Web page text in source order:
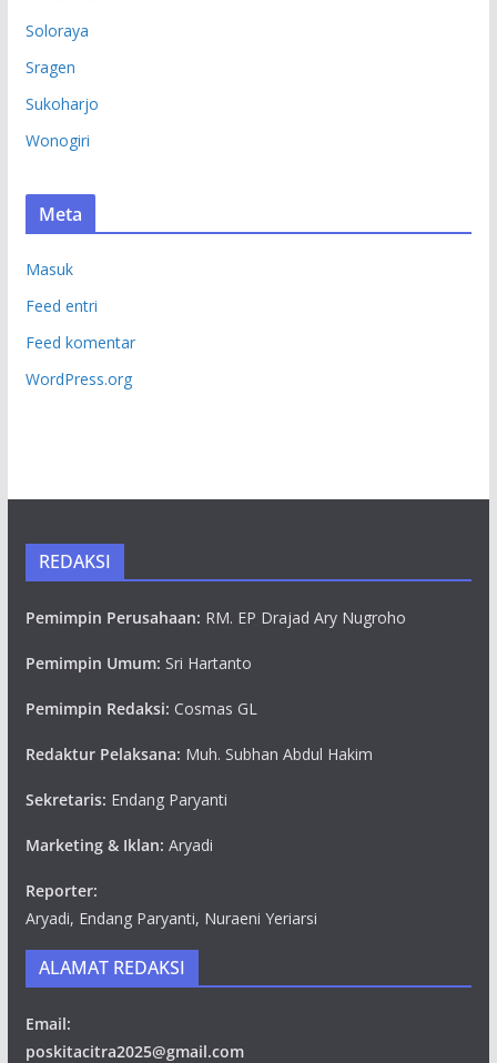
Soloraya
Sragen
Sukoharjo
Wonogiri
Meta
Masuk
Feed entri
Feed komentar
WordPress.org
REDAKSI
Pemimpin Perusahaan: RM. EP Drajad Ary Nugroho
Pemimpin Umum: Sri Hartanto
Pemimpin Redaksi: Cosmas GL
Redaktur Pelaksana: Muh. Subhan Abdul Hakim
Sekretaris: Endang Paryanti
Marketing & Iklan: Aryadi
Reporter:
Aryadi, Endang Paryanti, Nuraeni Yeriarsi
ALAMAT REDAKSI
Email:
poskitacitra2025@gmail.com